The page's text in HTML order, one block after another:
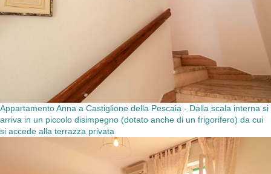
Appartamento Anna a Castiglione della Pescaia - Dalla scala interna si
arriva in un piccolo disimpegno (dotato anche di un frigorifero) da cui
si accede alla terrazza privata